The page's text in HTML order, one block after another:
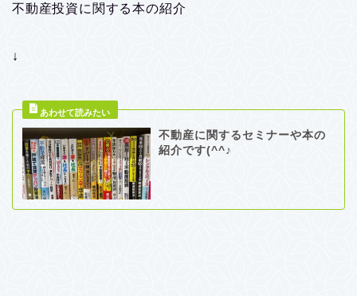
不動産投資に関する本の紹介
↓
不動産に関するセミナーや本の
紹介です(^^♪